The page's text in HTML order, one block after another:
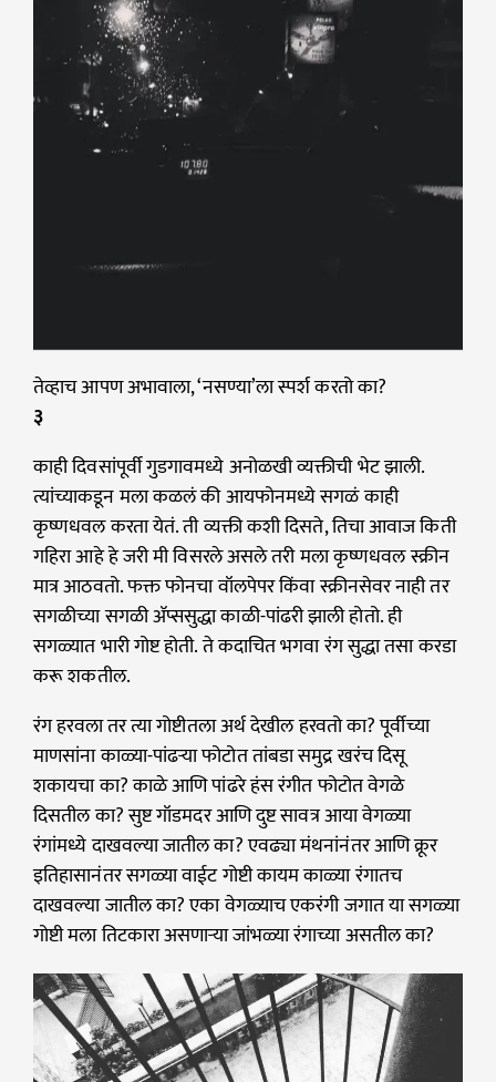
तेव्हाच आपण अभावाला, ‘नसण्या’ला स्पर्श करतो का?
३
काही दिवसांपूर्वी गुडगावमध्ये अनोळखी व्यक्तीची भेट झाली.
त्यांच्याकडून मला कळलं की आयफोनमध्ये सगळं काही
कृष्णधवल करता येतं. ती व्यक्ती कशी दिसते, तिचा आवाज किती
गहिरा आहे हे जरी मी विसरले असले तरी मला कृष्णधवल स्क्रीन
मात्र आठवतो. फक्त फोनचा वॉलपेपर किंवा स्क्रीनसेवर नाही तर
सगळीच्या सगळी ॲप्ससुद्धा काळी-पांढरी झाली होतो. ही
सगळ्यात भारी गोष्ट होती. ते कदाचित भगवा रंग सुद्धा तसा करडा
करू शकतील.
रंग हरवला तर त्या गोष्टीतला अर्थ देखील हरवतो का? पूर्वीच्या
माणसांना काळ्या-पांढऱ्या फोटोत तांबडा समुद्र खरंच दिसू
शकायचा का? काळे आणि पांढरे हंस रंगीत फोटोत वेगळे
दिसतील का? सुष्ट गॉडमदर आणि दुष्ट सावत्र आया वेगळ्या
रंगांमध्ये दाखवल्या जातील का? एवढ्या मंथनांनंतर आणि क्रूर
इतिहासानंतर सगळ्या वाईट गोष्टी कायम काळ्या रंगातच
दाखवल्या जातील का? एका वेगळ्याच एकरंगी जगात या सगळ्या
गोष्टी मला तिटकारा असणाऱ्या जांभळ्या रंगाच्या असतील का?